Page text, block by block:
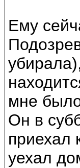
Ему
мне
Он в
приехал
уехал